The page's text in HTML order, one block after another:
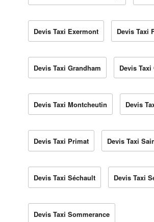
Devis Taxi Exermont Devis Taxi
Devis Taxi Grandham Devis
Devis Taxi Montcheutin Devis
Devis Taxi Primat Devis Taxi
Devis Taxi Séchault Devis Taxi
Devis Taxi Sommerance